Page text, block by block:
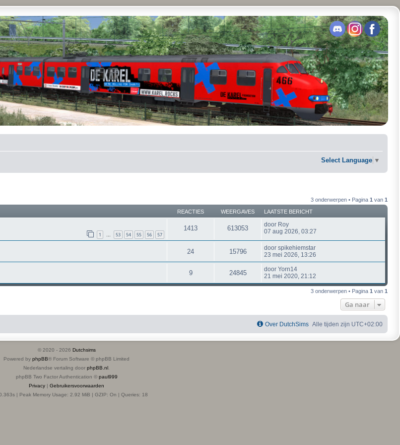
Select Language ▼
3 onderwerpen • Pagina 1 van 1
REACTIES WEERGAVES LAATSTE BERICHT
1 … 53 54 55 56 57
1413 613053 door Roy
07 aug 2026, 03:27
24 15796 door spikehiemstar
23 mei 2026, 13:26
9 24845 door Yorn14
21 mei 2020, 21:12
3 onderwerpen • Pagina 1 van 1
Ga naar
Alle tijden zijn UTC+02:00
Over DutchSims
© 2020 - 2026 Dutchsims
Powered by phpBB® Forum Software © phpBB Limited
Nederlandse vertaling door phpBB.nl.
phpBB Two Factor Authentication © paul999
Privacy | Gebruikersvoorwaarden
| Peak Memory Usage: 2.92 MiB | GZIP: On | Queries: 18